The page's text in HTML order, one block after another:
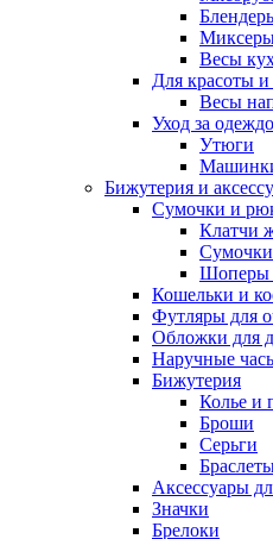
Весы
Для красоты и
Весы
Уход за
Утюги
Бижутерия и
Сумочки и
Клатчи
Сумочки
Шоперы
Кошельки и
Футляры для
Обложки для
Наручные
Бижутерия
Колье и
Броши
Серьги
Аксессуары
Значки
Брелоки